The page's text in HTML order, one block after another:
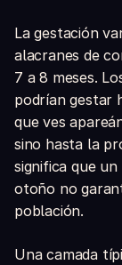
La gestación
alacranes de
7 a 8 meses.
podrían gestar
que ves
sino hasta la
significa que
otoño no
población.
Una camada